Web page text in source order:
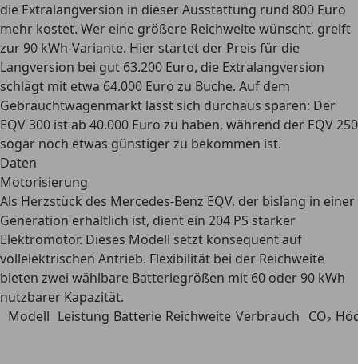
die Extralangversion in dieser Ausstattung rund 800 Euro
mehr kostet. Wer eine größere Reichweite wünscht, greift
zur 90 kWh-Variante. Hier startet der Preis für die
Langversion bei gut 63.200 Euro, die Extralangversion
schlägt mit etwa 64.000 Euro zu Buche. Auf dem
Gebrauchtwagenmarkt lässt sich durchaus sparen: Der
EQV 300 ist ab 40.000 Euro zu haben, während der EQV 250
sogar noch etwas günstiger zu bekommen ist.
Daten
Motorisierung
Als Herzstück des Mercedes-Benz EQV, der bislang in einer
Generation erhältlich ist, dient ein 204 PS starker
Elektromotor. Dieses Modell setzt konsequent auf
vollelektrischen Antrieb. Flexibilität bei der Reichweite
bieten zwei wählbare Batteriegrößen mit 60 oder 90 kWh
nutzbarer Kapazität.
Modell Leistung Batterie Reichweite Verbrauch CO₂